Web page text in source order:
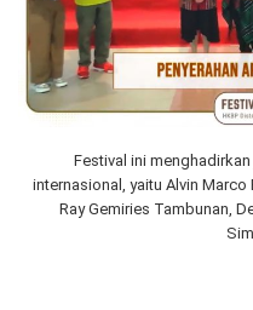
Festival ini
internasional, yaitu Alvin
Ray Gemiries Tambunan,